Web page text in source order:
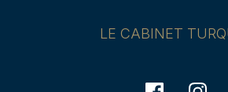
LE CABINET